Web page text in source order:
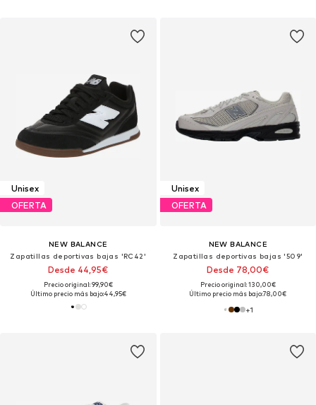
Unisex
OFERTA
NEW BALANCE
Zapatillas deportivas bajas 'RC42'
Desde 44,95€
Precio original: 99,90€
Último precio más bajo:44,95€
Unisex
OFERTA
NEW BALANCE
Zapatillas deportivas bajas '509'
Desde 78,00€
Precio original: 130,00€
Último precio más bajo:78,00€
+1